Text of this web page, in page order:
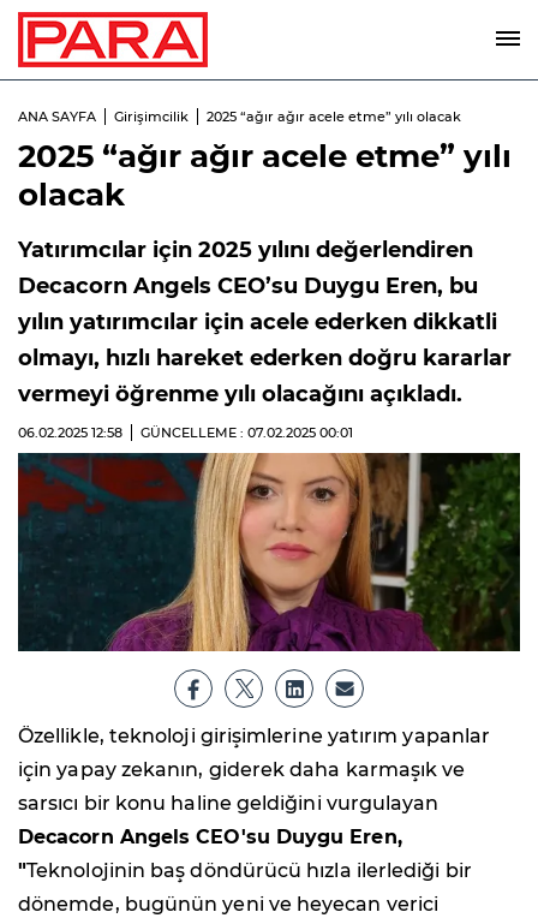
ANA SAYFA Girişimcilik 2025 “ağır ağır acele etme” yılı olacak
2025 “ağır ağır acele etme” yılı
olacak
Yatırımcılar için 2025 yılını değerlendiren
Decacorn Angels CEO’su Duygu Eren, bu
yılın yatırımcılar için acele ederken dikkatli
olmayı, hızlı hareket ederken doğru kararlar
vermeyi öğrenme yılı olacağını açıkladı.
06.02.2025 12:58 GÜNCELLEME : 07.02.2025 00:01
Özellikle, teknoloji girişimlerine yatırım yapanlar
için yapay zekanın, giderek daha karmaşık ve
sarsıcı bir konu haline geldiğini vurgulayan
Decacorn Angels CEO'su Duygu Eren,
"Teknolojinin baş döndürücü hızla ilerlediği bir
dönemde, bugünün yeni ve heyecan verici